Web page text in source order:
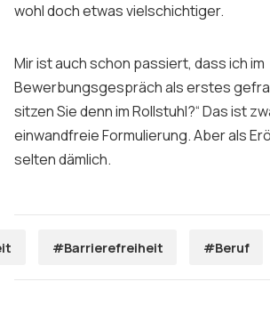
wohl doch etwas vielschichtiger.
Mir ist auch schon passiert, dass ich im
Bewerbungsgespräch als erstes
sitzen Sie denn im Rollstuhl?“ Das ist
einwandfreie Formulierung. Aber als
selten dämlich.
#Barrierefreiheit #Beruf